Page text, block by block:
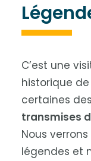
C’est une
historique
certaines des
transmises
Nous
légendes et